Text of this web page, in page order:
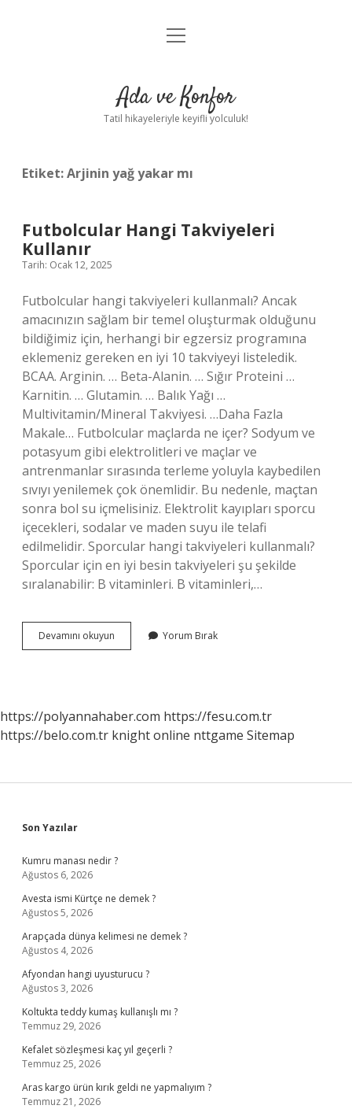
Anasayfa
Yasal Uyarı
menüyü
Ada ve Konfor
Tatil hikayeleriyle keyifli yolculuk!
Etiket:Arjinin yağ yakar mı
Futbolcular Hangi Takviyeleri
Kullanır
Tarih: Ocak 12, 2025
Futbolcular hangi takviyeleri kullanmalı? Ancak
amacınızın sağlam bir temel oluşturmak olduğunu
bildiğimiz için, herhangi bir egzersiz programına
eklemeniz gereken en iyi 10 takviyeyi listeledik.
BCAA. Arginin. … Beta-Alanin. … Sığır Proteini …
Karnitin. … Glutamin. … Balık Yağı …
Multivitamin/Mineral Takviyesi. …Daha Fazla
Makale… Futbolcular maçlarda ne içer? Sodyum ve
potasyum gibi elektrolitleri ve maçlar ve
antrenmanlar sırasında terleme yoluyla kaybedilen
sıvıyı yenilemek çok önemlidir. Bu nedenle, maçtan
sonra bol su içmelisiniz. Elektrolit kayıpları sporcu
içecekleri, sodalar ve maden suyu ile telafi
edilmelidir. Sporcular hangi takviyeleri kullanmalı?
Sporcular için en iyi besin takviyeleri şu şekilde
sıralanabilir: B vitaminleri. B vitaminleri,…
Devamını okuyun Futbolcular
Hangi
Yorum Bırak
https://polyannahaber.com https://fesu.com.tr
https://belo.com.tr knight online nttgame Sitemap
Sidebar
Son Yazılar
Kumru manası nedir ?
Ağustos 6, 2026
Avesta ismi Kürtçe ne demek ?
Ağustos 5, 2026
Arapçada dünya kelimesi ne demek ?
Ağustos 4, 2026
Afyondan hangi uyusturucu ?
Ağustos 3, 2026
Koltukta teddy kumaş kullanışlı mı ?
Temmuz 29, 2026
Kefalet sözleşmesi kaç yıl geçerli ?
Temmuz 25, 2026
Aras kargo ürün kırık geldi ne yapmalıyım ?
Temmuz 21, 2026